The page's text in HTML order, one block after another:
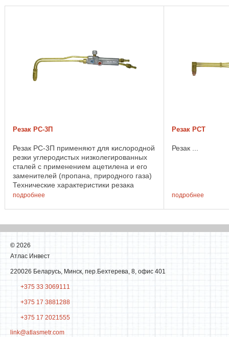
Резак РС-3П
Резак РС-3П применяют для кислородной
резки углеродистых низколегированных
сталей с применением ацетилена и его
заменителей (пропана, природного газа)
Технические характеристики резака
РС-3П: Параметры рабочий газ: пропан
подробнее
Резак РСТ
Резак ...
подробнее
© 2026
Атлас Инвест
220026 Беларусь, Минск, пер.Бехтерева, 8, офис 401
+375 33 3069111
+375 17 3881288
+375 17 2021555
link@atlasmetr.com